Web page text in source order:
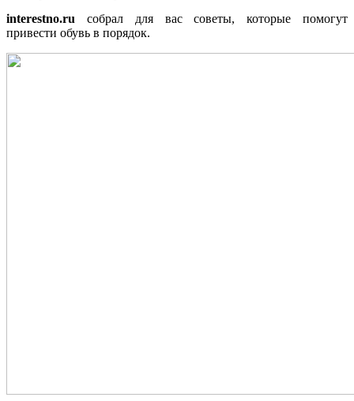
interestno.ru собрал для вас советы, которые помогут
привести обувь в порядок.